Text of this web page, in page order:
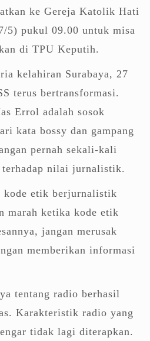
ke Gereja Katolik Hati
5) pukul 09.00 untuk misa
di TPU Keputih.
kelahiran Surabaya, 27
terus bertransformasi.
Errol adalah sosok
kata bossy dan gampang
pernah sekali-kali
terhadap nilai jurnalistik.
kode etik berjurnalistik
marah ketika kode etik
jangan merusak
memberikan informasi
tentang radio berhasil
Karakteristik radio yang
tidak lagi diterapkan.